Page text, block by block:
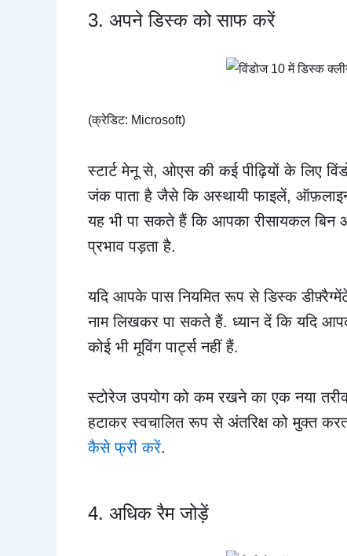
3. अपने डिस्क को साफ करें
(क्रेडिट: Microsoft)
स्टार्ट मेनू से, ओएस की कई पीढ़ियों के लिए
जंक पाता है जैसे कि अस्थायी फाइलें,
यह भी पा सकते हैं कि आपका रीसायकल बिन
प्रभाव पड़ता है.
यदि आपके पास नियमित रूप से डिस्क
नाम लिखकर पा सकते हैं. ध्यान दें कि यदि
कोई भी मूविंग पार्ट्स नहीं हैं.
स्टोरेज उपयोग को कम रखने का एक नया
हटाकर स्वचालित रूप से अंतरिक्ष को मुक्त
कैसे फ्री करें.
4. अधिक रैम जोड़ें